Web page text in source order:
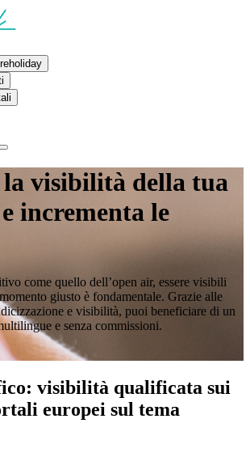
visibilità della tua
incrementa le
come quello dell’open air, essere visibili
giusto è fondamentale. Grazie alle
e visibilità, puoi beneficiare di un
e senza commissioni.
visibilità qualificata sui
europei sul tema